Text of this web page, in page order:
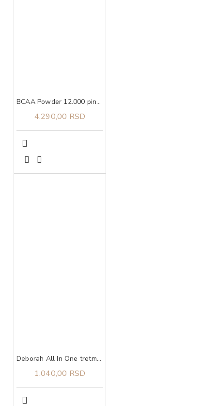
BCAA Powder 12.000 pink lemonade, 457g ULTIMATE NUTRITION
4.290,00 RSD
Deborah All In One tretman za oštećene nokte 9,5 ml
1.040,00 RSD